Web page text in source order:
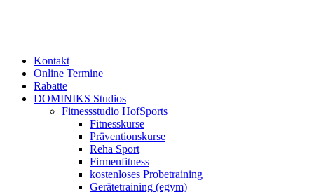
Kontakt
Online Termine
Rabatte
DOMINIKS Studios
Fitnessstudio HofSports
Fitnesskurse
Präventionskurse
Reha Sport
Firmenfitness
kostenloses Probetraining
Gerätetraining (egym)